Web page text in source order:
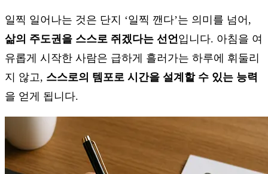
일찍 일어나는 것은 단지 ‘일찍 깬다’는 의미를 넘어,
삶의 주도권을 스스로 쥐겠다는 선언 입니다. 아침을 여
유롭게 시작한 사람은 급하게 흘러가는 하루에 휘둘리
지 않고, 스스로의 템포로 시간을 설계할 수 있는 능력
을 얻게 됩니다.